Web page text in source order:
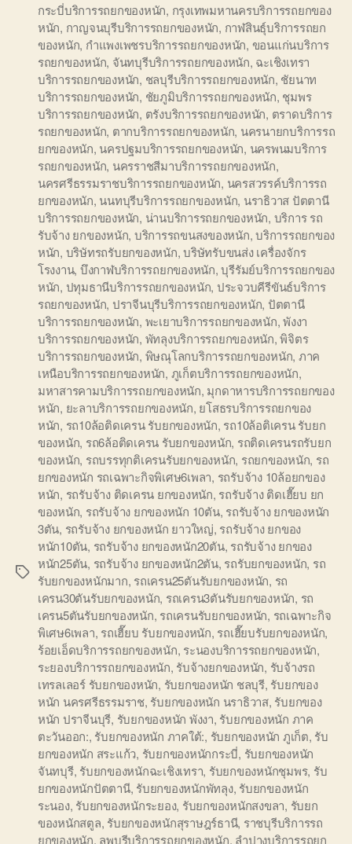
Tags
กระบี่บริการรถยกของหนัก, กรุงเทพมหานครบริการรถยกของ
หนัก, กาญจนบุรีบริการรถยกของหนัก, กาฬสินธุ์บริการรถยก
ของหนัก, กำแพงเพชรบริการรถยกของหนัก, ขอนแก่นบริการ
รถยกของหนัก, จันทบุรีบริการรถยกของหนัก, ฉะเชิงเทรา
บริการรถยกของหนัก, ชลบุรีบริการรถยกของหนัก, ชัยนาท
บริการรถยกของหนัก, ชัยภูมิบริการรถยกของหนัก, ชุมพร
บริการรถยกของหนัก, ตรังบริการรถยกของหนัก, ตราดบริการ
รถยกของหนัก, ตากบริการรถยกของหนัก, นครนายกบริการรถ
ยกของหนัก, นครปฐมบริการรถยกของหนัก, นครพนมบริการ
รถยกของหนัก, นครราชสีมาบริการรถยกของหนัก,
นครศรีธรรมราชบริการรถยกของหนัก, นครสวรรค์บริการรถ
ยกของหนัก, นนทบุรีบริการรถยกของหนัก, นราธิวาส ปัตตานี
บริการรถยกของหนัก, น่านบริการรถยกของหนัก, บริการ รถ
รับจ้าง ยกของหนัก, บริการรถขนสงของหนัก,บริการรถยกของ
หนัก, บริษัทรถรับยกของหนัก,บริษัทรับขนส่ง เครื่องจักร
โรงงาน, บึงกาฬบริการรถยกของหนัก,บุรีรัมย์บริการรถยกของ
หนัก, ปทุมธานีบริการรถยกของหนัก, ประจวบคีรีขันธ์บริการ
รถยกของหนัก, ปราจีนบุรีบริการรถยกของหนัก, ปัตตานี
บริการรถยกของหนัก, พะเยาบริการรถยกของหนัก,พังงา
บริการรถยกของหนัก, พัทลุงบริการรถยกของหนัก,พิจิตร
บริการรถยกของหนัก, พิษณุโลกบริการรถยกของหนัก, ภาค
เหนือบริการรถยกของหนัก, ภูเก็ตบริการรถยกของหนัก,
มหาสารคามบริการรถยกของหนัก, มุกดาหารบริการรถยกของ
หนัก, ยะลาบริการรถยกของหนัก, ยโสธรบริการรถยกของ
หนัก, รถ10ล้อติดเครน รับยกของหนัก, รถ10ล้อติเครน รับยก
ของหนัก, รถ6ล้อติดเครน รับยกของหนัก, รถติดเครนรถรับยก
ของหนัก, รถบรรทุกติเครนรับยกของหนัก, รถยกของหนัก, รถ
ยกของหนัก รถเฉพาะกิจพิเศษ6เพลา, รถรับจ้าง 10ล้อยกของ
หนัก, รถรับจ้าง ติดเครน ยกของหนัก, รถรับจ้าง ติดเฮี๊ยบ ยก
ของหนัก, รถรับจ้าง ยกของหนัก 10ตัน, รถรับจ้าง ยกของหนัก
3ตัน, รถรับจ้าง ยกของหนัก ยาวใหญ่, รถรับจ้าง ยกของ
หนัก10ตัน, รถรับจ้าง ยกของหนัก20ตัน, รถรับจ้าง ยกของ
หนัก25ตัน, รถรับจ้าง ยกของหนัก2ตัน, รถรับยกของหนัก, รถ
รับยกของหนักมาก, รถเครน25ตันรับยกของหนัก, รถ
เครน30ตันรับยกของหนัก, รถเครน3ตันรับยกของหนัก, รถ
เครน5ตันรับยกของหนัก, รถเครนรับยกของหนัก, รถเฉพาะกิจ
พิเศษ6เพลา, รถเฮี๊ยบ รับยกของหนัก, รถเฮี๊ยบรับยกของหนัก,
ร้อยเอ็ดบริการรถยกของหนัก, ระนองบริการรถยกของหนัก,
ระยองบริการรถยกของหนัก, รับจ้างยกของหนัก, รับจ้างรถ
เทรลเลอร์ รับยกของหนัก, รับยกของหนัก ชลบุรี, รับยกของ
หนัก นครศรีธรรมราช, รับยกของหนัก นราธิวาส, รับยกของ
หนัก ปราจีนบุรี, รับยกของหนัก พังงา, รับยกของหนัก ภาค
ตะวันออก:, รับยกของหนัก ภาคใต้:, รับยกของหนัก ภูเก็ต, รับ
ยกของหนัก สระแก้ว, รับยกของหนักกระบี่, รับยกของหนัก
จันทบุรี, รับยกของหนักฉะเชิงเทรา, รับยกของหนักชุมพร, รับ
ยกของหนักปัตตานี, รับยกของหนักพัทลุง, รับยกของหนัก
ระนอง, รับยกของหนักระยอง, รับยกของหนักสงขลา, รับยก
ของหนักสตูล, รับยกของหนักสุราษฎร์ธานี, ราชบุรีบริการรถ
ยกของหนัก, ลพบุรีบริการรถยกของหนัก, ลำปางบริการรถยก